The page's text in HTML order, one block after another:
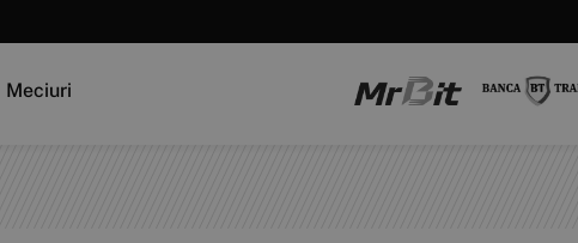
Meciuri